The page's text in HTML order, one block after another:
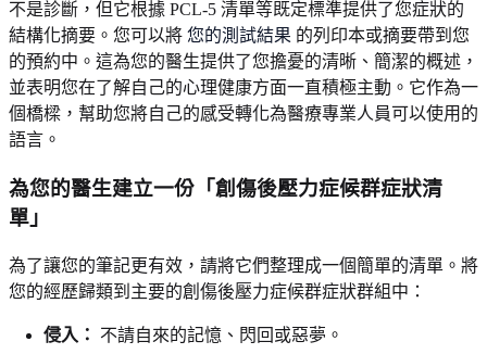
不是診斷，但它根據 PCL-5 清單等既定標準提供了您症狀的
結構化摘要。您可以將 您的測試結果 的列印本或摘要帶到您
的預約中。這為您的醫生提供了您擔憂的清晰、簡潔的概述，
並表明您在了解自己的心理健康方面一直積極主動。它作為一
個橋樑，幫助您將自己的感受轉化為醫療專業人員可以使用的
語言。
為您的醫生建立一份「創傷後壓力症候群症狀清
單」
為了讓您的筆記更有效，請將它們整理成一個簡單的清單。將
您的經歷歸類到主要的創傷後壓力症候群症狀群組中：
侵入：
不請自來的記憶、閃回或惡夢。